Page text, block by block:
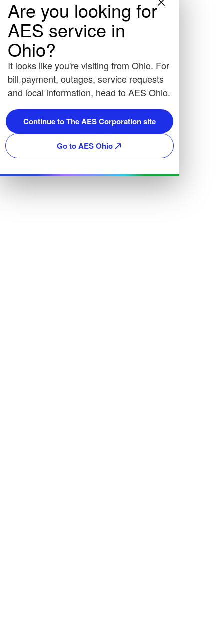
Are you looking for
AES service in
Ohio?
It looks like you're visiting from Ohio. For
bill payment, outages, service requests
and local information, head to AES Ohio.
Continue to The AES Corporation site
Go to AES Ohio